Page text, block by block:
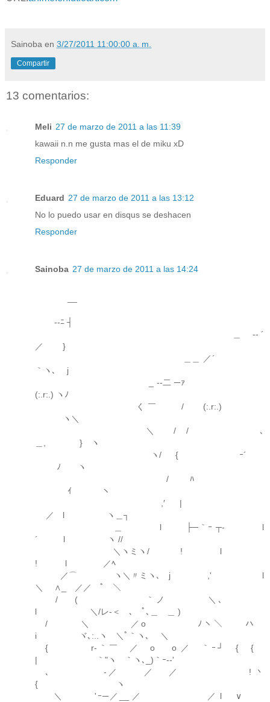
Sainoba en 3/27/2011 11:00:00 a. m.
Compartir
13 comentarios:
Meli 27 de marzo de 2011 a las 11:39
kawaii n.n me gusta mas el de miku xD
Responder
Eduard 27 de marzo de 2011 a las 13:12
No lo puedo usar en disqus se deshacen
Responder
Sainoba 27 de marzo de 2011 a las 14:24
-‐ﾆ ┤
＿ -‐ ´
／ }
＿＿ ／´
｀ヽ､ j
_ -‐二 ─ｧ
(:.r:.) ヽﾉ
く ￣ / (:.r:.)
ヽ＼
＼ / / ､
＿, } ヽ
ヽ/ { ｰ´
ﾉ ヽ
/ ﾊ
ｲ ヽ
,′ | ゝ
／ l ヽ＿┐
＿ l ├─｀ｰ ┬- l
´ l ヽ //
＼ヽミヽ/ ! l
! l ／ﾍ
／⌒ ヽ＼〃ミヽ､ j ,' l
＼ ∧_ ／／ ﾟ ＼
/ ( ｀ノ ＼､
l ＼/レ-＜ ､ ﾟ､＿ ＿ )
/ ＼ ／o ﾉヽ＼ ハ
i ヾ､:..ヽ ＼ﾟ｀ヽ､ ＼
{ r‐｀￣ ／ o o ／ ｀ｰ┘ { {
| ｀"ヽ ｀ヽ､_)｀ｰ--'
､ ゝ-／ ／ ／ ! 丶
{ ヽ
＼ 'ｰ─／__ ／ ／ l ∨